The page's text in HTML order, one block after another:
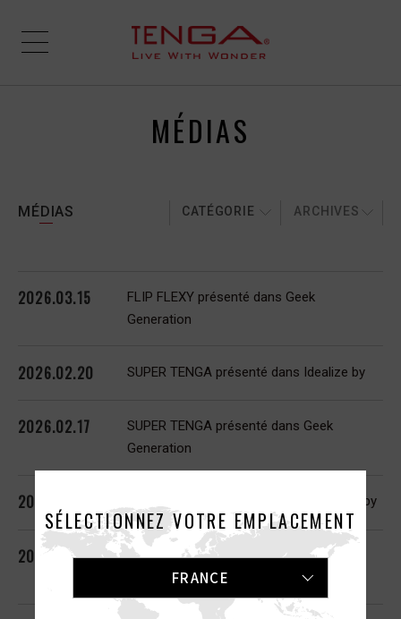
MÉDIAS
MÉDIAS CATÉGORIE ARCHIVES
2026.03.15
FLIP FLEXY présenté dans Geek
Generation
2026.02.20 SUPER TENGA présenté dans Idealize by
2026.02.17
SUPER TENGA présenté dans Geek
Generation
2026.02.13 TENGA FLIP 360 présenté dans Idealize by
2026.02.11
TENGA ARTE présenté dans Radio LOL
Corsica
SÉLECTIONNEZ VOTRE EMPLACEMENT
FRANCE